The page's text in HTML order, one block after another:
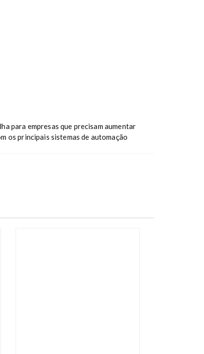
para empresas que precisam aumentar
os principais sistemas de automação